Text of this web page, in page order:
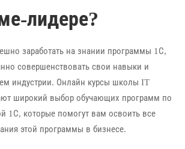
лидере?
заработать на знании программы 1С,
совершенствовать свои навыки и
индустрии. Онлайн курсы школы IT
широкий выбор обучающих программ по
1С, которые помогут вам освоить все
этой программы в бизнесе.